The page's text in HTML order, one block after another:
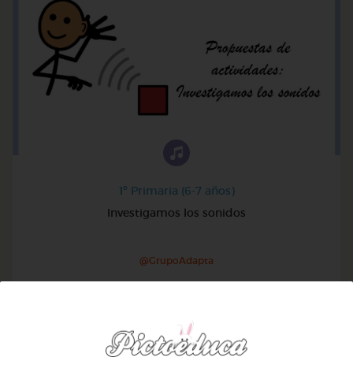
1º Primaria (6-7 años)
Investigamos los sonidos
@GrupoAdapta